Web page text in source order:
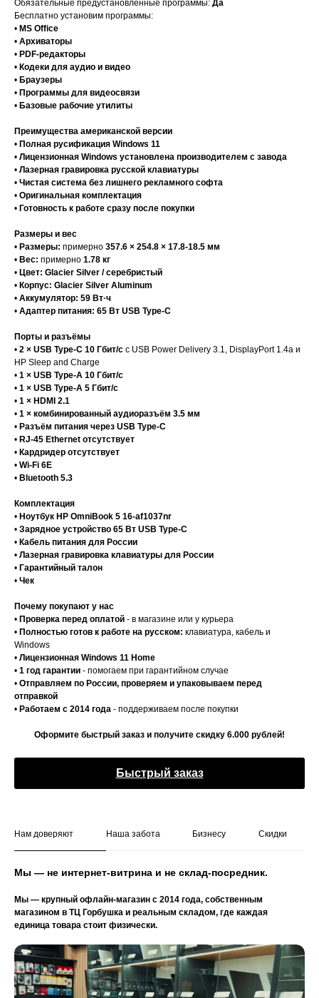
Обязательные предустановленные программы: Да
Бесплатно установим программы:
• MS Office
• Архиваторы
• PDF-редакторы
• Кодеки для аудио и видео
• Браузеры
• Программы для видеосвязи
• Базовые рабочие утилиты
Преимущества американской версии
• Полная русификация Windows 11
• Лицензионная Windows установлена производителем с завода
• Лазерная гравировка русской клавиатуры
• Чистая система без лишнего рекламного софта
• Оригинальная комплектация
• Готовность к работе сразу после покупки
Размеры и вес
• Размеры: примерно 357.6 × 254.8 × 17.8-18.5 мм
• Вес: примерно 1.78 кг
• Цвет: Glacier Silver / серебристый
• Корпус: Glacier Silver Aluminum
• Аккумулятор: 59 Вт·ч
• Адаптер питания: 65 Вт USB Type-C
Порты и разъёмы
• 2 × USB Type-C 10 Гбит/с с USB Power Delivery 3.1, DisplayPort 1.4a и
HP Sleep and Charge
• 1 × USB Type-A 10 Гбит/с
• 1 × USB Type-A 5 Гбит/с
• 1 × HDMI 2.1
• 1 × комбинированный аудиоразъём 3.5 мм
• Разъём питания через USB Type-C
• RJ-45 Ethernet отсутствует
• Кардридер отсутствует
• Wi-Fi 6E
• Bluetooth 5.3
Комплектация
• Ноутбук HP OmniBook 5 16-af1037nr
• Зарядное устройство 65 Вт USB Type-C
• Кабель питания для России
• Лазерная гравировка клавиатуры для России
• Гарантийный талон
• Чек
Почему покупают у нас
• Проверка перед оплатой - в магазине или у курьера
• Полностью готов к работе на русском: клавиатура, кабель и
Windows
• Лицензионная Windows 11 Home
• 1 год гарантии - помогаем при гарантийном случае
• Отправляем по России, проверяем и упаковываем перед
отправкой
• Работаем с 2014 года - поддерживаем после покупки
Оформите быстрый заказ и получите скидку 6.000 рублей!
Быстрый заказ
Нам доверяют Наша забота Бизнесу Скидки
Мы — не интернет-витрина и не склад-посредник.
Мы — крупный офлайн-магазин с 2014 года, собственным
магазином в ТЦ Горбушка и реальным складом, где каждая
единица товара стоит физически.